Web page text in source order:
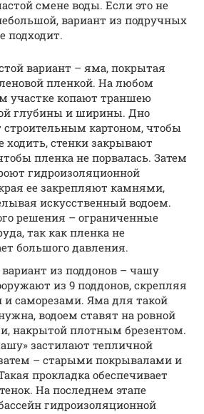
смене воды. Если это не
вариант из подручных
подходит.
вариант – яма, покрытая
пленкой. На любом
участке копают траншею
глубины и ширины. Дно
картоном, чтобы
ходить, стенки закрывают
пленка не порвалась. Затем
гидроизоляционной
ее закрепляют камнями,
искусственный водоем.
решения – ограниченные
так как пленка не
большого давления.
из поддонов – чашу
из 9 поддонов, скрепляя
и саморезами. Яма для такой
водоем ставят на ровной
накрытой плотным брезентом.
застилают тепличной
– старыми покрывалами и
прокладка обеспечивает
На последнем этапе
гидроизоляционной